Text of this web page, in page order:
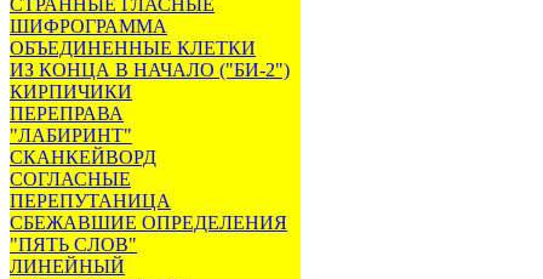
СТРАННЫЕ ГЛАСНЫЕ
ШИФРОГРАММА
ОБЪЕДИНЕННЫЕ КЛЕТКИ
ИЗ КОНЦА В НАЧАЛО ("БИ-2")
КИРПИЧИКИ
ПЕРЕПРАВА
"ЛАБИРИНТ"
СКАНКЕЙВОРД
СОГЛАСНЫЕ
ПЕРЕПУТАНИЦА
СБЕЖАВШИЕ ОПРЕДЕЛЕНИЯ
"ПЯТЬ СЛОВ"
ЛИНЕЙНЫЙ